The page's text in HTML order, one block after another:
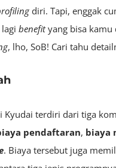
diri. Tapi, enggak
benefityang bisa kamu
, lho, SoB! Cari tahu
Kyudai terdiri dari tiga
pendaftaran, biaya
. Biaya tersebut juga